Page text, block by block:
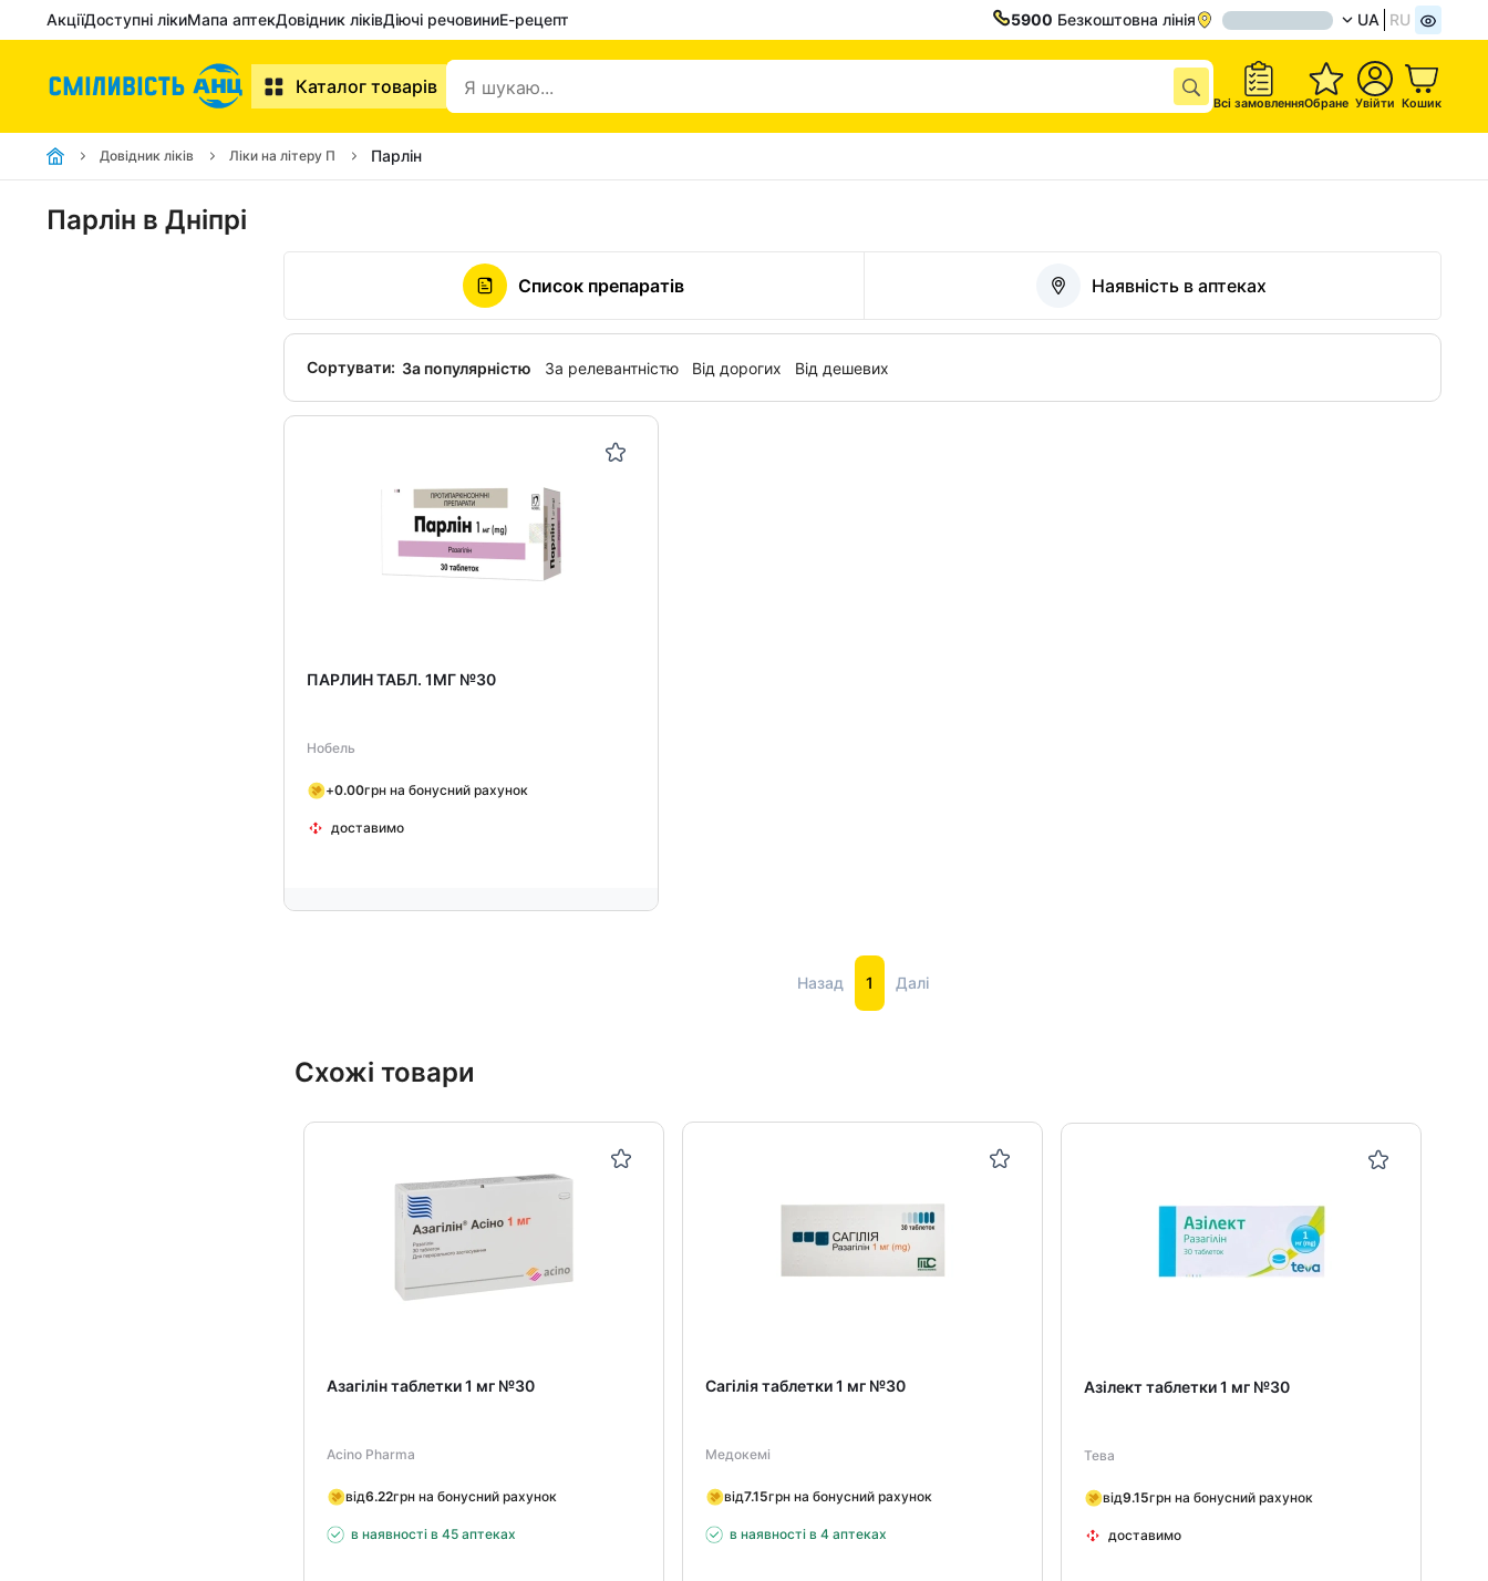
АкціїДоступні лікиМапа аптекДовідник ліківДіючі речовиниЕ-рецепт 5900 Безкоштовна лінія UA RU
Каталог товарів
Всі замовленняОбране Увійти Кошик
Довідник ліків Ліки на літеру П Парлін
Парлін в Дніпрі
Список препаратів Наявність в аптеках
Сортувати: За популярністю За релевантністю Від дорогих Від дешевих
ПАРЛИН ТАБЛ. 1МГ №30
Нобель
+0.00грн на бонусний рахунок
доставимо
Назад 1 Далі
Схожі товари
Азагілін таблетки 1 мг №30
Acino Pharma
від6.22грн на бонусний рахунок
в наявності в 45 аптеках
Сагілія таблетки 1 мг №30
Медокемі
від7.15грн на бонусний рахунок
в наявності в 4 аптеках
Азілект таблетки 1 мг №30
Тева
від9.15грн на бонусний рахунок
доставимо